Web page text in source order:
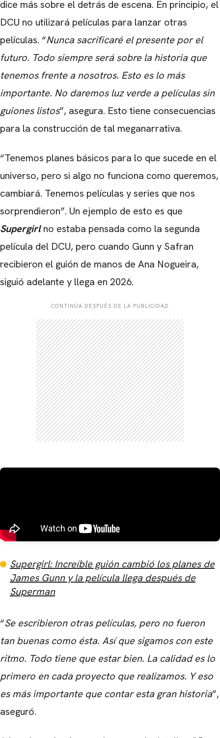
dice más sobre el detrás de escena. En principio, el
DCU no utilizará películas para lanzar otras
películas. “Nunca sacrificaré el presente por el
futuro. Todo siempre será sobre la historia que
tenemos frente a nosotros. Esto es lo más
importante. No daremos luz verde a películas sin
guiones listos”, asegura. Esto tiene consecuencias
para la construcción de tal meganarrativa.
“Tenemos planes básicos para lo que sucede en el
universo, pero si algo no funciona como queremos,
cambiará. Tenemos películas y series que nos
sorprendieron”. Un ejemplo de esto es que
Supergirlno estaba pensada como la segunda
película del DCU, pero cuando Gunn y Safran
recibieron el guión de manos de Ana Nogueira,
siguió adelante y llega en 2026.
CONTINÚA DESPUÉS DE LA PUBLICIDAD
Supergirl: Increíble guión cambió los planes de
James Gunn y la película llega después de
Superman
“Se escribieron otras películas, pero no fueron
tan buenas como ésta. Así que sigamos con este
ritmo. Todo tiene que estar bien. La calidad es lo
primero en cada proyecto que realizamos. Y eso
es más importante que contar esta gran historia”,
aseguró.
CARREGANDO PUBLICIDADE